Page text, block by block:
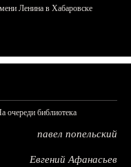
Ленина в Хабаровске
очереди библиотека
павел попельский
Евгений Афанасьев